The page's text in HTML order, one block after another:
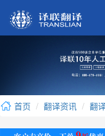
首页 翻译资讯 翻